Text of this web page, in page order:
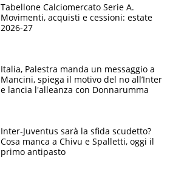
Tabellone Calciomercato Serie A.
Movimenti, acquisti e cessioni: estate
2026-27
Italia, Palestra manda un messaggio a
Mancini, spiega il motivo del no all’Inter
e lancia l'alleanza con Donnarumma
Inter-Juventus sarà la sfida scudetto?
Cosa manca a Chivu e Spalletti, oggi il
primo antipasto